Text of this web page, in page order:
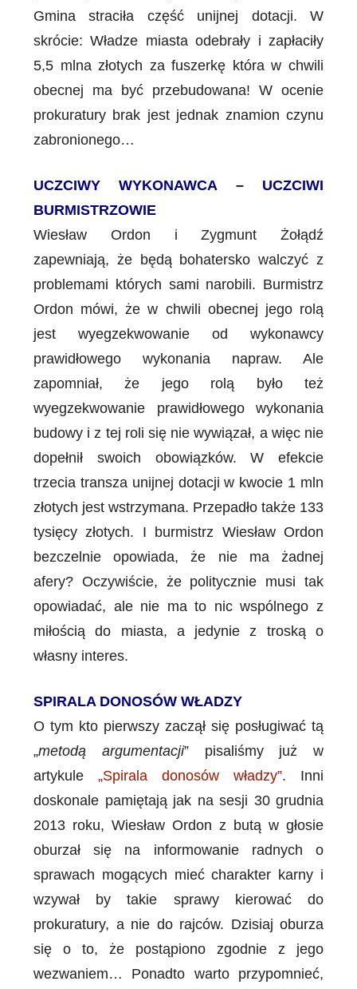
Gmina straciła część unijnej dotacji. W
skrócie: Władze miasta odebrały i zapłaciły
5,5 mlna złotych za fuszerkę która w chwili
obecnej ma być przebudowana! W ocenie
prokuratury brak jest jednak znamion czynu
zabronionego…
UCZCIWY WYKONAWCA – UCZCIWI
BURMISTRZOWIE
Wiesław Ordon i Zygmunt Żołądź
zapewniają, że będą bohatersko walczyć z
problemami których sami narobili. Burmistrz
Ordon mówi, że w chwili obecnej jego rolą
jest wyegzekwowanie od wykonawcy
prawidłowego wykonania napraw. Ale
zapomniał, że jego rolą było też
wyegzekwowanie prawidłowego wykonania
budowy i z tej roli się nie wywiązał, a więc nie
dopełnił swoich obowiązków. W efekcie
trzecia transza unijnej dotacji w kwocie 1 mln
złotych jest wstrzymana. Przepadło także 133
tysięcy złotych. I burmistrz Wiesław Ordon
bezczelnie opowiada, że nie ma żadnej
afery? Oczywiście, że politycznie musi tak
opowiadać, ale nie ma to nic wspólnego z
miłością do miasta, a jedynie z troską o
własny interes.
SPIRALA DONOSÓW WŁADZY
O tym kto pierwszy zaczął się posługiwać tą
„metodą argumentacji” pisaliśmy już w
artykule „Spirala donosów władzy”. Inni
doskonale pamiętają jak na sesji 30 grudnia
2013 roku, Wiesław Ordon z butą w głosie
oburzał się na informowanie radnych o
sprawach mogących mieć charakter karny i
wzywał by takie sprawy kierować do
prokuratury, a nie do rajców. Dzisiaj oburza
się o to, że postąpiono zgodnie z jego
wezwaniem… Ponadto warto przypomnieć,